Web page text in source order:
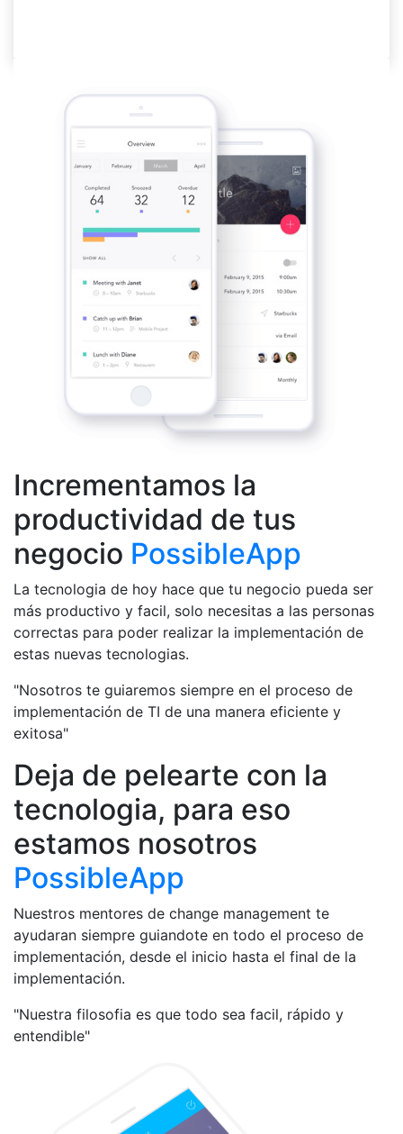
Incrementamos la
productividad de tus
negocio PossibleApp
La tecnologia de hoy hace que tu negocio pueda ser
más productivo y facil, solo necesitas a las personas
correctas para poder realizar la implementación de
estas nuevas tecnologias.
"Nosotros te guiaremos siempre en el proceso de
implementación de TI de una manera eficiente y
exitosa"
Deja de pelearte con la
tecnologia, para eso
estamos nosotros
PossibleApp
Nuestros mentores de change management te
ayudaran siempre guiandote en todo el proceso de
implementación, desde el inicio hasta el final de la
implementación.
"Nuestra filosofia es que todo sea facil, rápido y
entendible"